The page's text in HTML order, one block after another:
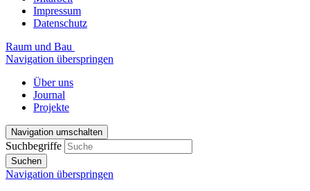
Impressum
Datenschutz
Raum und Bau
Navigation überspringen
Über uns
Journal
Projekte
Navigation umschalten
Suchbegriffe
Suchen
Navigation überspringen